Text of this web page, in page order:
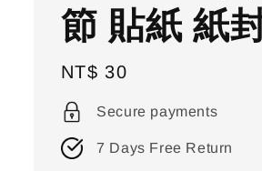
節 貼紙 紙
Regular
price
NT$ 30
Secure payments
7 Days Free Return